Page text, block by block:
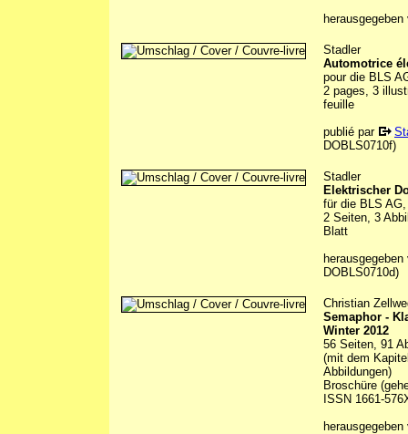
Stadler
Automotrice
pour die BLS
2 pages, 3
feuille
publié par
DOBLS0710f)
Stadler
Elektrischer
für die BLS
2 Seiten, 3
Blatt
DOBLS0710d)
Christian
Semaphor -
Winter 2012
56 Seiten, 91
(mit dem
Abbildungen)
Broschüre
ISSN 1661-